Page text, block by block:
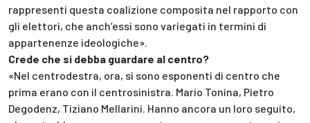
rappresenti questa coalizione composita nel rapporto con
gli elettori, che anch’essi sono variegati in termini di
appartenenze ideologiche».
Crede che si debba guardare al centro?
«Nel centrodestra, ora, si sono esponenti di centro che
prima erano con il centrosinistra. Mario Tonina, Pietro
Degodenz, Tiziano Mellarini. Hanno ancora un loro seguito,